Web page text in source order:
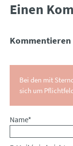
Einen
Kommentieren
Bei den mit
sich um
Pflichtfeld
Name*